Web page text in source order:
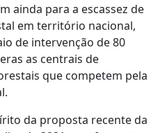
ainda para a escassez de
em território nacional,
de intervenção de 80
as centrais de
que competem pela
da proposta recente da